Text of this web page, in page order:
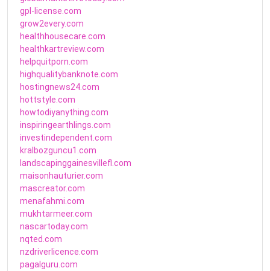
gpl-license.com
grow2every.com
healthhousecare.com
healthkartreview.com
helpquitporn.com
highqualitybanknote.com
hostingnews24.com
hottstyle.com
howtodiyanything.com
inspiringearthlings.com
investindependent.com
kralbozguncu1.com
landscapinggainesvillefl.com
maisonhauturier.com
mascreator.com
menafahmi.com
mukhtarmeer.com
nascartoday.com
nqted.com
nzdriverlicence.com
pagalguru.com